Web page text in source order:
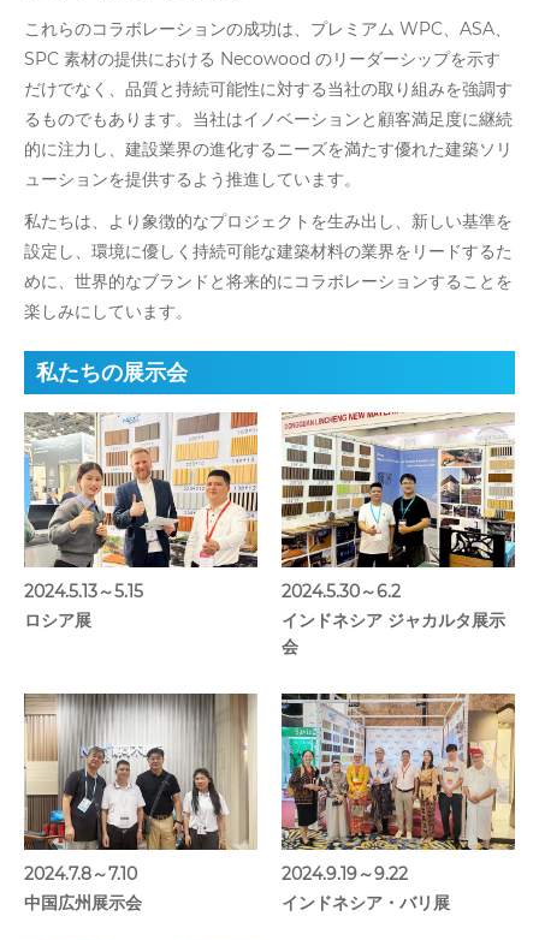
これらのコラボレーションの成功は、プレミアム WPC、ASA、
SPC 素材の提供における Necowood のリーダーシップを示す
だけでなく、品質と持続可能性に対する当社の取り組みを強調す
るものでもあります。当社はイノベーションと顧客満足度に継続
的に注力し、建設業界の進化するニーズを満たす優れた建築ソリ
ューションを提供するよう推進しています。
私たちは、より象徴的なプロジェクトを生み出し、新しい基準を
設定し、環境に優しく持続可能な建築材料の業界をリードするた
めに、世界的なブランドと将来的にコラボレーションすることを
楽しみにしています。
私たちの展示会
2024.5.13～5.15
ロシア展
2024.5.30～6.2
インドネシア ジャカルタ展示
会
2024.7.8～7.10
中国広州展示会
2024.9.19～9.22
インドネシア・バリ展